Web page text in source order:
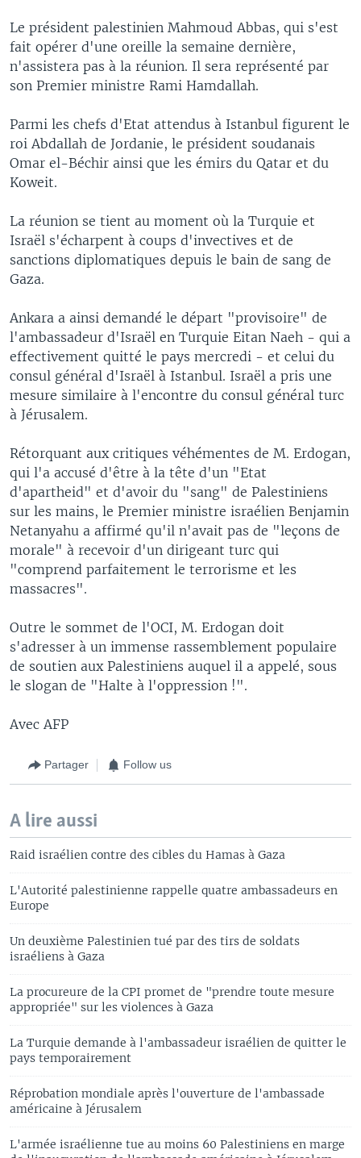
Le président palestinien Mahmoud Abbas, qui s'est
fait opérer d'une oreille la semaine dernière,
n'assistera pas à la réunion. Il sera représenté par
son Premier ministre Rami Hamdallah.
Parmi les chefs d'Etat attendus à Istanbul figurent le
roi Abdallah de Jordanie, le président soudanais
Omar el-Béchir ainsi que les émirs du Qatar et du
Koweit.
La réunion se tient au moment où la Turquie et
Israël s'écharpent à coups d'invectives et de
sanctions diplomatiques depuis le bain de sang de
Gaza.
Ankara a ainsi demandé le départ "provisoire" de
l'ambassadeur d'Israël en Turquie Eitan Naeh - qui a
effectivement quitté le pays mercredi - et celui du
consul général d'Israël à Istanbul. Israël a pris une
mesure similaire à l'encontre du consul général turc
à Jérusalem.
Rétorquant aux critiques véhémentes de M. Erdogan,
qui l'a accusé d'être à la tête d'un "Etat
d'apartheid" et d'avoir du "sang" de Palestiniens
sur les mains, le Premier ministre israélien Benjamin
Netanyahu a affirmé qu'il n'avait pas de "leçons de
morale" à recevoir d'un dirigeant turc qui
"comprend parfaitement le terrorisme et les
massacres".
Outre le sommet de l'OCI, M. Erdogan doit
s'adresser à un immense rassemblement populaire
de soutien aux Palestiniens auquel il a appelé, sous
le slogan de "Halte à l'oppression !".
Avec AFP
Partager Follow us
A lire aussi
Raid israélien contre des cibles du Hamas à Gaza
L'Autorité palestinienne rappelle quatre ambassadeurs en
Europe
Un deuxième Palestinien tué par des tirs de soldats
israéliens à Gaza
La procureure de la CPI promet de "prendre toute mesure
appropriée" sur les violences à Gaza
La Turquie demande à l'ambassadeur israélien de quitter le
pays temporairement
Réprobation mondiale après l'ouverture de l'ambassade
américaine à Jérusalem
L'armée israélienne tue au moins 60 Palestiniens en marge